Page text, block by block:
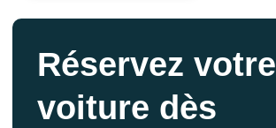
Réservez votre
voiture dès